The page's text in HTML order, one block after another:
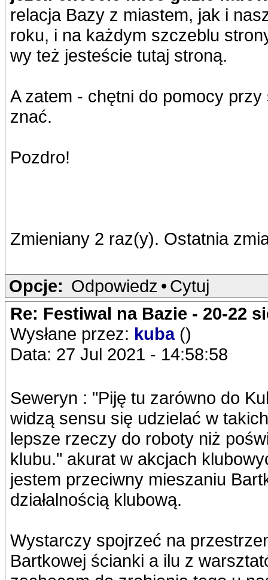
relacja Bazy z miastem, jak i
roku, i na każdym szczeblu
wy też jesteście tutaj stroną.
A zatem - chętni do pomocy
znać.
Pozdro!
Zmieniany 2 raz(y). Ostatnia
Opcje: Odpowiedz • Cytuj
Re: Festiwal na Bazie - 20-22
Wysłane przez: kuba ()
Data: 27 Jul 2021 - 14:58:58
Seweryn : "Piję tu zarówno do
widzą sensu się udzielać w
lepsze rzeczy do roboty niż
klubu." akurat w akcjach
jestem przeciwny mieszaniu
działalnością klubową.
Wystarczy spojrzeć na
Bartkowej ścianki a ilu z